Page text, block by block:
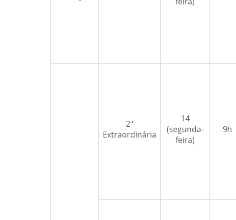
2ª
Extraordinária
14
(segunda-
feira)
9h